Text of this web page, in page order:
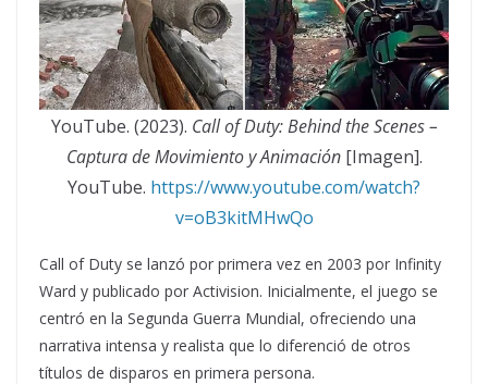
YouTube. (2023). Call of Duty: Behind the Scenes –
Captura de Movimiento y Animación[Imagen].
YouTube. https://www.youtube.com/watch?
v=oB3kitMHwQo
Call of Duty se lanzó por primera vez en 2003 por Infinity
Ward y publicado por Activision. Inicialmente, el juego se
centró en la Segunda Guerra Mundial, ofreciendo una
narrativa intensa y realista que lo diferenció de otros
títulos de disparos en primera persona.